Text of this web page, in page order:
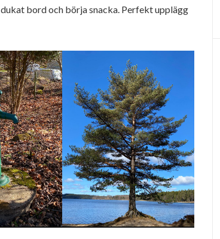
bord och börja snacka. Perfekt upplägg